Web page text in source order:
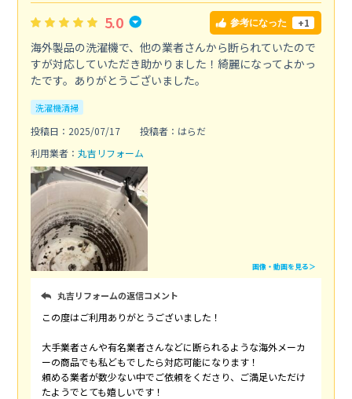
5.0 参考になった +1
海外製品の洗濯機で、他の業者さんから断られていたので
すが対応していただき助かりました！綺麗になってよかっ
たです。ありがとうございました。
洗濯機清掃
投稿日：2025/07/17
投稿者：はらだ
利用業者： 丸吉リフォーム
画像・動画を見る＞
丸吉リフォームの返信コメント
この度はご利用ありがとうございました！
大手業者さんや有名業者さんなどに断られるような海外メーカ
ーの商品でも私どもでしたら対応可能になります！
頼める業者が数少ない中でご依頼をくださり、ご満足いただけ
たようでとても嬉しいです！